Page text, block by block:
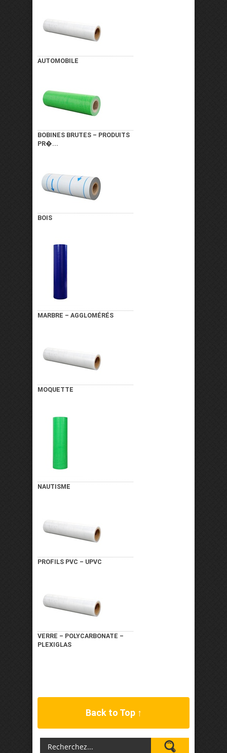
AUTOMOBILE
BOBINES BRUTES – PRODUITS
PR�...
BOIS
MARBRE – AGGLOMÉRÉS
MOQUETTE
NAUTISME
PROFILS PVC – UPVC
VERRE – POLYCARBONATE –
PLEXIGLAS
Back to Top ↑